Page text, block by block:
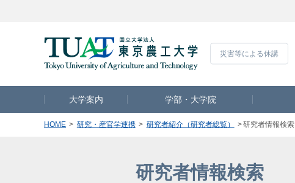
災害等による休講
大学案内 学部・大学院
HOME 研究・産官学連携 研究者紹介（研究者総覧） 研究者情報検索
研究者情報検索